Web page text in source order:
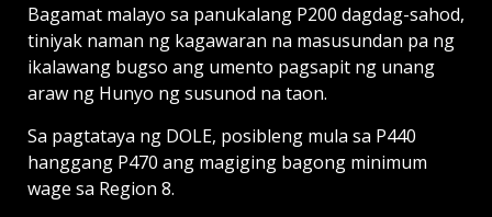
Bagamat malayo sa panukalang P200 dagdag-sahod,
tiniyak naman ng kagawaran na masusundan pa ng
ikalawang bugso ang umento pagsapit ng unang
araw ng Hunyo ng susunod na taon.
Sa pagtataya ng DOLE, posibleng mula sa P440
hanggang P470 ang magiging bagong minimum
wage sa Region 8.